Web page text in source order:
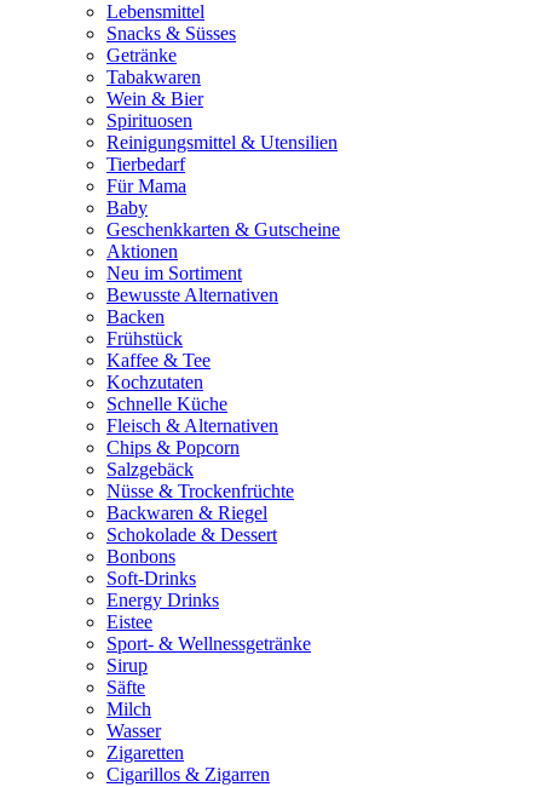
Lebensmittel
Snacks & Süsses
Getränke
Tabakwaren
Wein & Bier
Spirituosen
Reinigungsmittel & Utensilien
Tierbedarf
Für Mama
Baby
Geschenkkarten & Gutscheine
Aktionen
Neu im Sortiment
Bewusste Alternativen
Backen
Frühstück
Kaffee & Tee
Kochzutaten
Schnelle Küche
Fleisch & Alternativen
Chips & Popcorn
Salzgebäck
Nüsse & Trockenfrüchte
Backwaren & Riegel
Schokolade & Dessert
Bonbons
Soft-Drinks
Energy Drinks
Eistee
Sport- & Wellnessgetränke
Sirup
Säfte
Milch
Wasser
Zigaretten
Cigarillos & Zigarren